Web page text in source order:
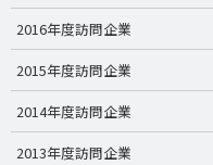
2016年度訪問企業
2015年度訪問企業
2014年度訪問企業
2013年度訪問企業